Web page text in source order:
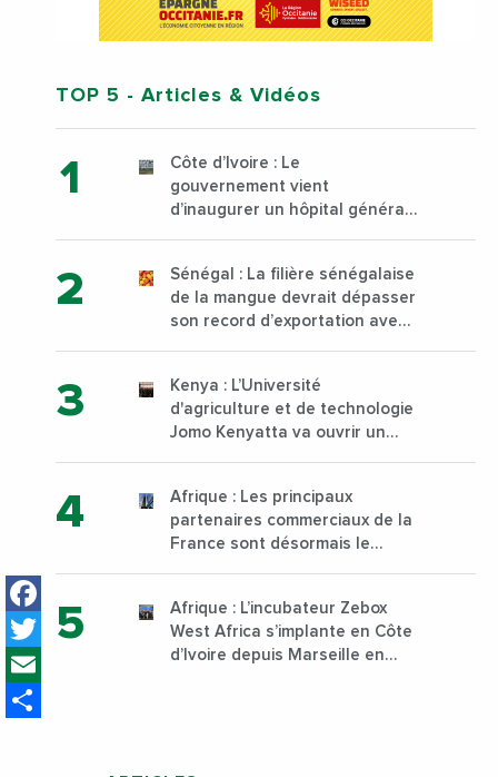
Facebook
Twitter
TOP 5 - Articles & Vidéos
Côte d’Ivoire : Le
gouvernement vient
d’inaugurer un hôpital général
Sénégal : La filière sénégalaise
de la mangue devrait dépasser
son record d’exportation avec
Kenya : L’Université
d'agriculture et de technologie
Jomo Kenyatta va ouvrir un
sur son campus de Karen à
Nairobi dès janvier 2023
Afrique : Les principaux
partenaires commerciaux de la
France sont désormais le
Afrique : L’incubateur Zebox
West Africa s’implante en Côte
d’Ivoire depuis Marseille en